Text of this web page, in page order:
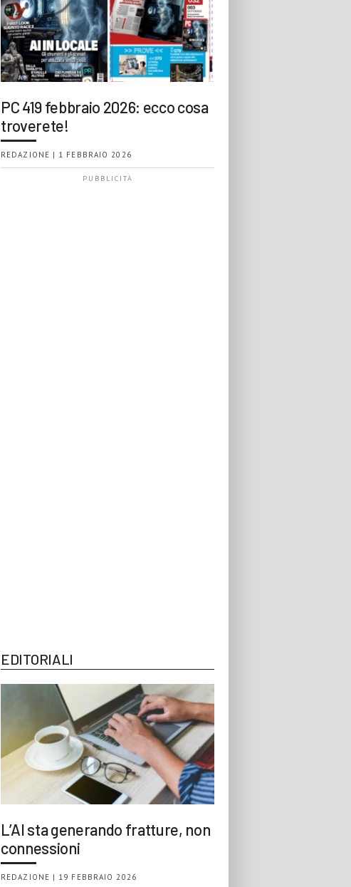
PC 419 febbraio 2026: ecco cosa
troverete!
REDAZIONE | 1 FEBBRAIO 2026
EDITORIALI
L’AI sta generando fratture, non
connessioni
REDAZIONE | 19 FEBBRAIO 2026